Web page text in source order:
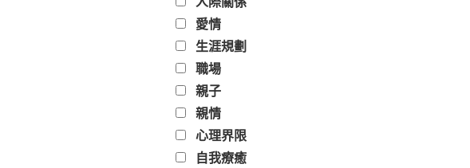
愛情
生涯規劃
職場
親子
親情
心理界限
自我療癒